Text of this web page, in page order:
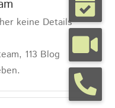
keine Details
113 Blog